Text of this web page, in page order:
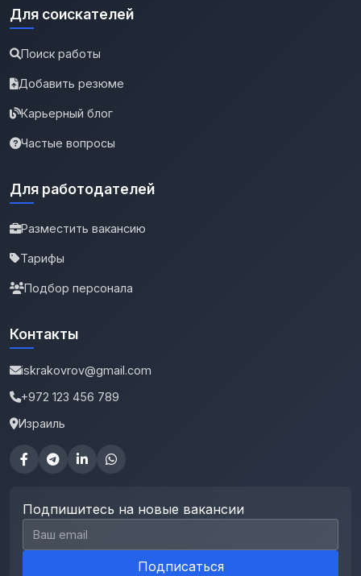
Для соискателей
Поиск работы
Добавить резюме
Карьерный блог
Частые вопросы
Для работодателей
Разместить вакансию
Тарифы
Подбор персонала
Контакты
iskrakovrov@gmail.com
+972 123 456 789
Израиль
Подпишитесь на новые вакансии
Email для подписки
Подписаться